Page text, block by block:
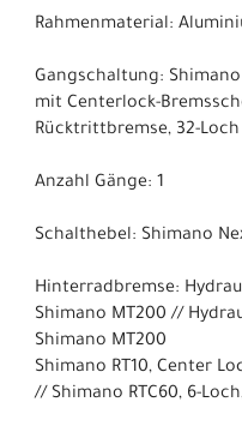
Rahmenmaterial:
Gangschaltung:
mit Centerlock-
Rücktrittbremse, 32-Loch
Anzahl Gänge: 1
Schalthebel: Shimano
Hinterradbremse:
Shimano MT200 //
Shimano MT200
Shimano RT10, Center
// Shimano RTC60, 6-